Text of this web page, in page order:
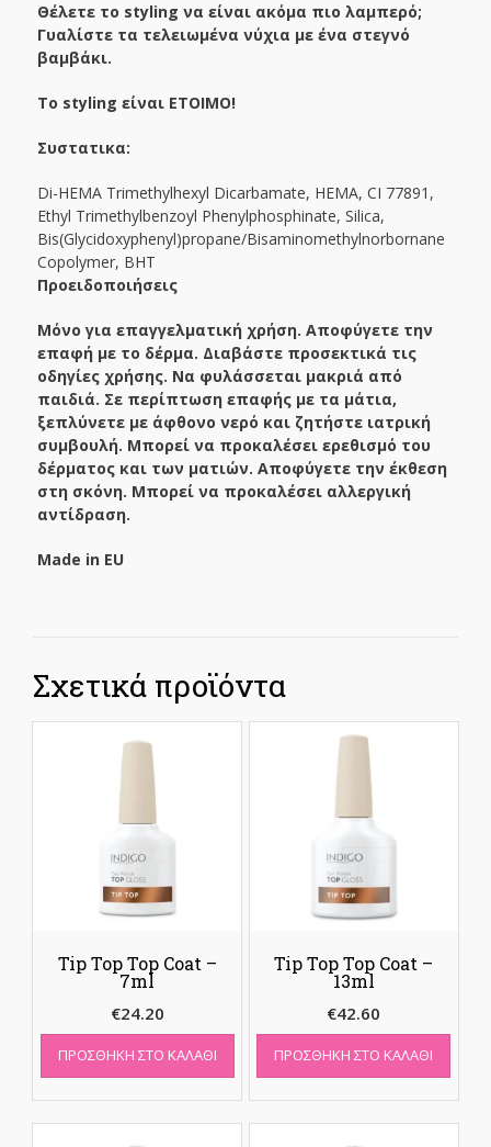
Θέλετε το styling να είναι ακόμα πιο λαμπερό;
Γυαλίστε τα τελειωμένα νύχια με ένα στεγνό
βαμβάκι.
Το styling είναι ΕΤΟΙΜΟ!
Συστατικα:
Di-HEMA Trimethylhexyl Dicarbamate, HEMA, CI 77891,
Ethyl Trimethylbenzoyl Phenylphosphinate, Silica,
Bis(Glycidoxyphenyl)propane/Bisaminomethylnorbornane
Copolymer, BHT
Προειδοποιήσεις
Μόνο για επαγγελματική χρήση. Αποφύγετε την
επαφή με το δέρμα. Διαβάστε προσεκτικά τις
οδηγίες χρήσης. Να φυλάσσεται μακριά από
παιδιά. Σε περίπτωση επαφής με τα μάτια,
ξεπλύνετε με άφθονο νερό και ζητήστε ιατρική
συμβουλή. Μπορεί να προκαλέσει ερεθισμό του
δέρματος και των ματιών. Αποφύγετε την έκθεση
στη σκόνη. Μπορεί να προκαλέσει αλλεργική
αντίδραση.
Made in EU
Σχετικά προϊόντα
Tip Top Top Coat –
7ml
€24.20
ΠΡΟΣΘΉΚΗ ΣΤΟ ΚΑΛΆΘΙ
Tip Top Top Coat –
13ml
€42.60
ΠΡΟΣΘΉΚΗ ΣΤΟ ΚΑΛΆΘΙ